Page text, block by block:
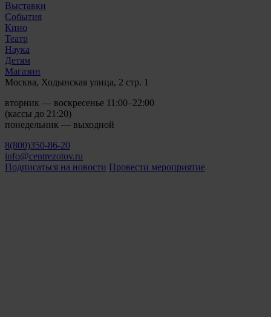
Выставки
События
Кино
Театр
Наука
Детям
Магазин
Москва, Ходынская улица, 2 стр. 1
вторник — воскресенье 11:00–22:00
(кассы до 21:20)
понедельник — выходной
8(800)350-86-20
info@centrezotov.ru
Подписаться на новости Провести мероприятие